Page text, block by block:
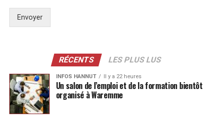
Envoyer
RÉCENTS LES PLUS LUS
INFOS HANNUT Il y a 22 heures
Un salon de l’emploi et de la formation bientôt
organisé à Waremme